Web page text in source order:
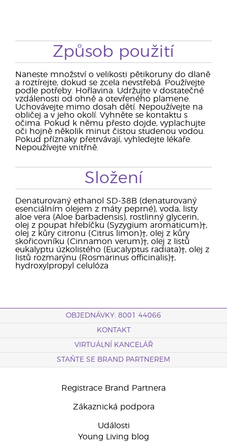
Způsob použití
Naneste množství o velikosti pětikoruny do dlaně
a roztírejte, dokud se zcela nevstřebá. Používejte
podle potřeby. Hořlavina. Udržujte v dostatečné
vzdálenosti od ohně a otevřeného plamene.
Uchovávejte mimo dosah dětí. Nepoužívejte na
obličej a v jeho okolí. Vyhněte se kontaktu s
očima. Pokud k němu přesto dojde, vyplachujte
oči hojně několik minut čistou studenou vodou.
Pokud příznaky přetrvávají, vyhledejte lékaře.
Nepoužívejte vnitřně.
Složení
Denaturovaný ethanol SD-38B (denaturovaný
esenciálním olejem z máty peprné), voda, listy
aloe vera (Aloe barbadensis), rostlinný glycerin,
olej z poupat hřebíčku (Syzygium aromaticum)†,
olej z kůry citronu (Citrus limon)†, olej z kůry
skořicovníku (Cinnamon verum)†, olej z listů
eukalyptu úzkolistého (Eucalyptus radiata)†, olej z
listů rozmarýnu (Rosmarinus officinalis)†,
hydroxylpropyl celulóza
OBJEDNÁVKY: 8001 44066
KONTAKT
VIRTUÁLNÍ KANCELÁŘ
STAŇTE SE BRAND PARTNEREM
Registrace Brand Partnera
Zákaznická podpora
Události
Young Living blog